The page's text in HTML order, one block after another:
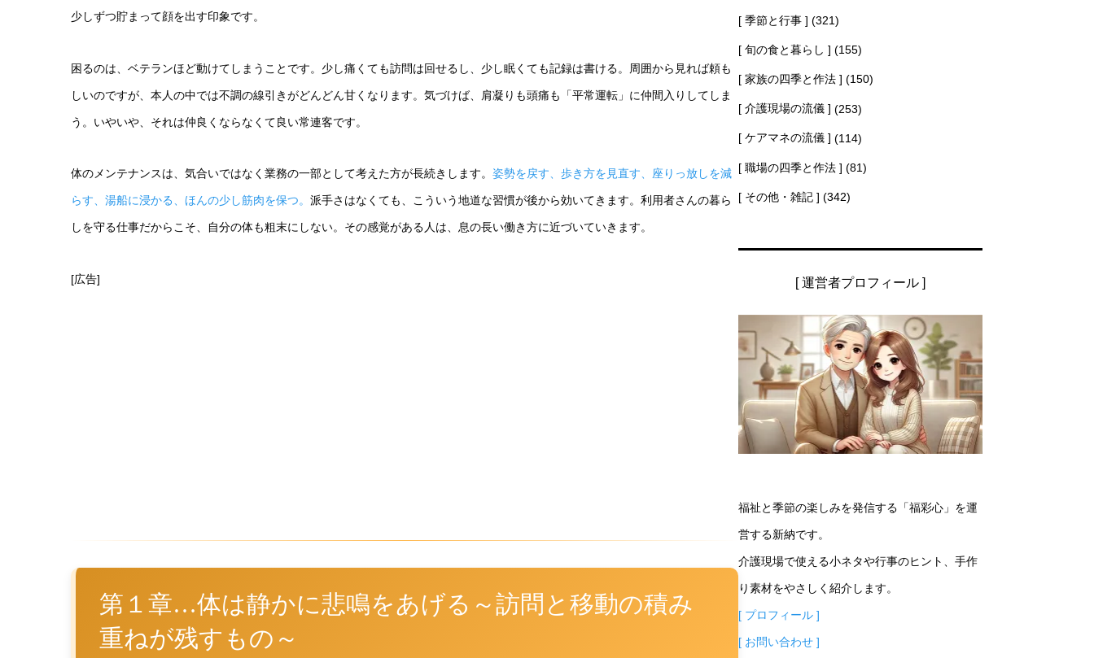
少しずつ貯まって顔を出す印象です。
困るのは、ベテランほど動けてしまうことです。少し痛くても訪問は回せるし、少し眠くても記録は書ける。周囲から見れば頼も
しいのですが、本人の中では不調の線引きがどんどん甘くなります。気づけば、肩凝りも頭痛も「平常運転」に仲間入りしてしま
う。いやいや、それは仲良くならなくて良い常連客です。
体のメンテナンスは、気合いではなく業務の一部として考えた方が長続きします。 姿勢を戻す、歩き方を見直す、座りっ放しを減
らす、湯船に浸かる、ほんの少し筋肉を保つ。 派手さはなくても、こういう地道な習慣が後から効いてきます。利用者さんの暮ら
しを守る仕事だからこそ、自分の体も粗末にしない。その感覚がある人は、息の長い働き方に近づいていきます。
[広告]
第１章…体は静かに悲鳴をあげる～訪問と移動の積み
重ねが残すもの～
[ 季節と行事 ] (321)
[ 旬の食と暮らし ] (155)
[ 家族の四季と作法 ] (150)
[ 介護現場の流儀 ] (253)
[ ケアマネの流儀 ] (114)
[ 職場の四季と作法 ] (81)
[ その他・雑記 ] (342)
[ 運営者プロフィール ]
福祉と季節の楽しみを発信する「福彩心」を運
営する新納です。
介護現場で使える小ネタや行事のヒント、手作
り素材をやさしく紹介します。
[ プロフィール ]
[ お問い合わせ ]